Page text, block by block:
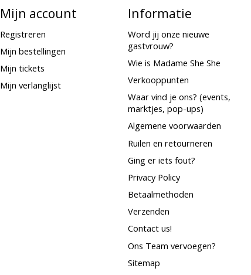
Mijn account
Registreren
Mijn bestellingen
Mijn tickets
Mijn verlanglijst
Informatie
Word jij onze nieuwe
gastvrouw?
Wie is Madame She She
Verkooppunten
Waar vind je ons? (events,
marktjes, pop-ups)
Algemene voorwaarden
Ruilen en retourneren
Ging er iets fout?
Privacy Policy
Betaalmethoden
Verzenden
Contact us!
Ons Team vervoegen?
Sitemap